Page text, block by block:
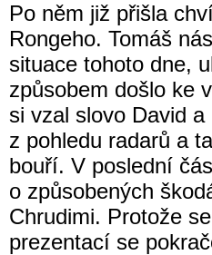
Po něm již přišla
Rongeho. Tomáš
situace tohoto dne,
způsobem došlo ke
si vzal slovo David
z pohledu radarů a
bouří. V poslední
o způsobených
Chrudimi. Protože
prezentací se